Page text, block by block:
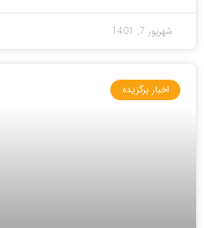
شهریور 7, 1401
اخبار برگزیده